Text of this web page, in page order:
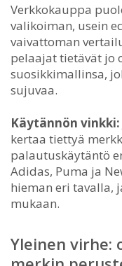
Verkkokauppa
valikoiman, usein
vaivattoman
pelaajat tietävät jo
suosikkimallinsa,
sujuvaa.
Käytännön vinkki:
kertaa tiettyä
palautuskäytäntö
Adidas, Puma ja
hieman eri tavalla,
mukaan.
Yleinen virhe: